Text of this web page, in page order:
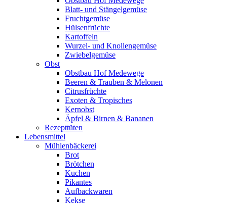
Blatt- und Stängelgemüse
Fruchtgemüse
Hülsenfrüchte
Kartoffeln
Wurzel- und Knollengemüse
Zwiebelgemüse
Obst
Obstbau Hof Medewege
Beeren & Trauben & Melonen
Citrusfrüchte
Exoten & Tropisches
Kernobst
Äpfel & Birnen & Bananen
Rezepttüten
Lebensmittel
Mühlenbäckerei
Brot
Brötchen
Kuchen
Pikantes
Aufbackwaren
Kekse